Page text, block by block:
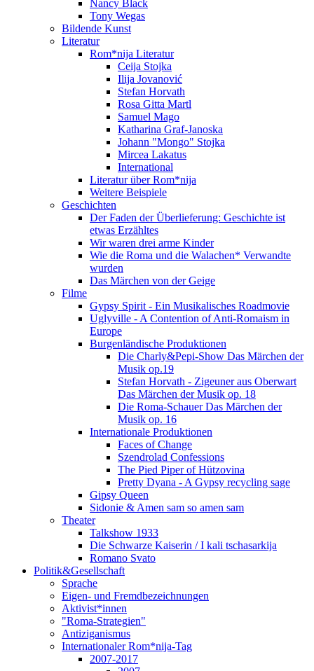
Nancy Black
Tony Wegas
Bildende Kunst
Literatur
Rom*nija Literatur
Ceija Stojka
Ilija Jovanović
Stefan Horvath
Rosa Gitta Martl
Samuel Mago
Katharina Graf-Janoska
Johann "Mongo" Stojka
Mircea Lakatus
International
Literatur über Rom*nija
Weitere Beispiele
Geschichten
Der Faden der Überlieferung: Geschichte ist
etwas Erzähltes
Wir waren drei arme Kinder
Wie die Roma und die Walachen* Verwandte
wurden
Das Märchen von der Geige
Filme
Gypsy Spirit - Ein Musikalisches Roadmovie
Uglyville - A Contention of Anti-Romaism in
Europe
Burgenländische Produktionen
Die Charly&Pepi-Show Das Märchen der
Musik op.19
Stefan Horvath - Zigeuner aus Oberwart
Das Märchen der Musik op. 18
Die Roma-Schauer Das Märchen der
Musik op. 16
Internationale Produktionen
Faces of Change
Szendrolad Confessions
The Pied Piper of Hützovina
Pretty Dyana - A Gypsy recycling sage
Gipsy Queen
Sidonie & Amen sam so amen sam
Theater
Talkshow 1933
Die Schwarze Kaiserin / I kali tschasarkija
Romano Svato
Politik&Gesellschaft
Sprache
Eigen- und Fremdbezeichnungen
Aktivist*innen
"Roma-Strategien"
Antiziganismus
Internationaler Rom*nija-Tag
2007-2017